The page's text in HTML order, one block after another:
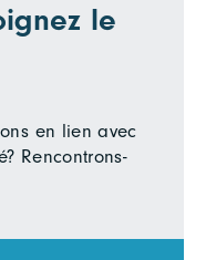
le
en lien avec
Rencontrons-